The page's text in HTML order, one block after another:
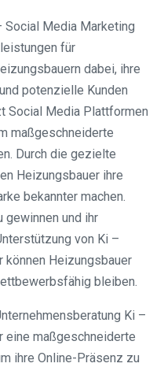
Social Media Marketing
für
dabei, ihre
potenzielle Kunden
Social Media Plattformen
maßgeschneiderte
Durch die gezielte
Heizungsbauer ihre
bekannter machen.
gewinnen und ihr
von Ki –
können Heizungsbauer
bleiben.
Ki –
eine maßgeschneiderte
ihre Online-Präsenz zu